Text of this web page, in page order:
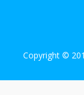
Copyright ©